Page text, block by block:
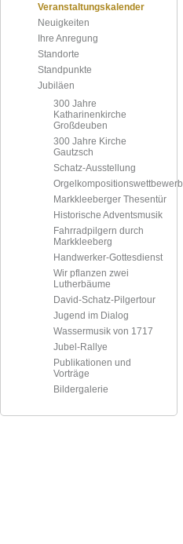
Veranstaltungskalender
Neuigkeiten
Ihre Anregung
Standorte
Standpunkte
Jubiläen
300 Jahre
Katharinenkirche
Großdeuben
300 Jahre Kirche
Gautzsch
Schatz-Ausstellung
Orgelkompositionswettbewerb
Markkleeberger Thesentür
Historische Adventsmusik
Fahrradpilgern durch
Markkleeberg
Handwerker-Gottesdienst
Wir pflanzen zwei
Lutherbäume
David-Schatz-Pilgertour
Jugend im Dialog
Wassermusik von 1717
Jubel-Rallye
Publikationen und
Vorträge
Bildergalerie